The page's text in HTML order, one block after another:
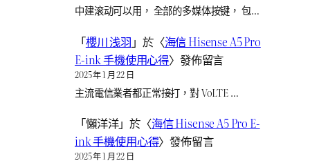
中建滚动可以用， 全部的多媒体按键， 包…
「櫻川 浅羽 」於〈海信 Hisense A5 Pro
E-ink 手機使用心得〉發佈留言
2025 年 1 月 22 日
主流電信業者都正常接打，對 VoLTE …
「懶洋洋」於〈海信 Hisense A5 Pro E-
ink 手機使用心得〉發佈留言
2025 年 1 月 22 日